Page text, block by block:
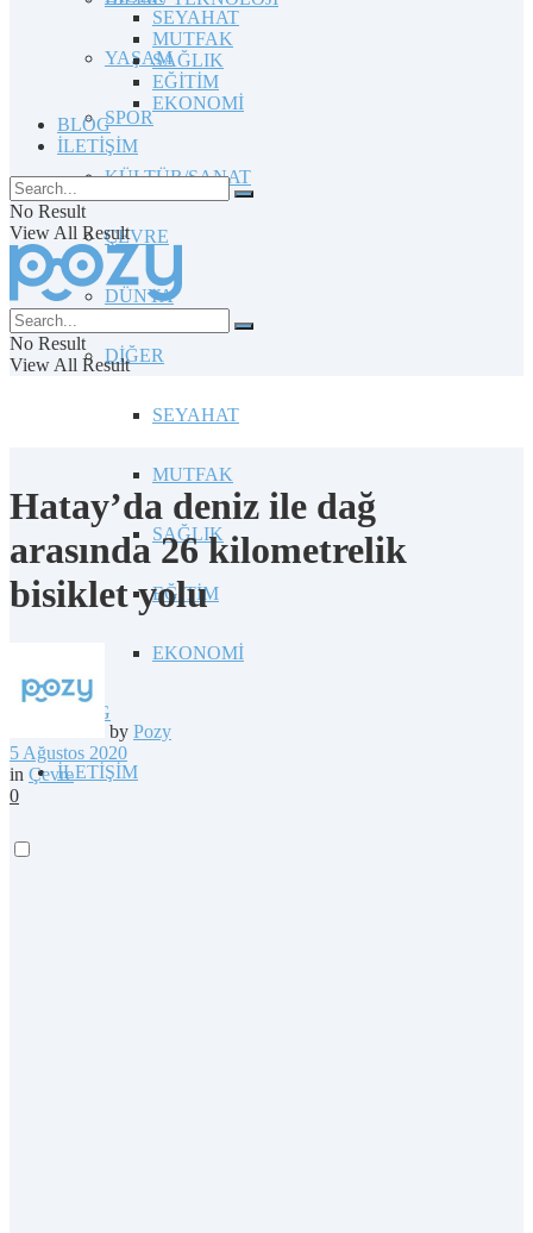
YAŞAM
SPOR
KÜLTÜR/SANAT
ÇEVRE
DÜNYA
DİĞER
SEYAHAT
MUTFAK
SAĞLIK
EĞİTİM
EKONOMİ
BLOG
İLETİŞİM
SEYAHAT
MUTFAK
SAĞLIK
EĞİTİM
EKONOMİ
BLOG
İLETİŞİM
No Result
View All Result
No Result
View All Result
Hatay’da deniz ile dağ
arasında 26 kilometrelik
bisiklet yolu
by Pozy
5 Ağustos 2020
in Çevre
0